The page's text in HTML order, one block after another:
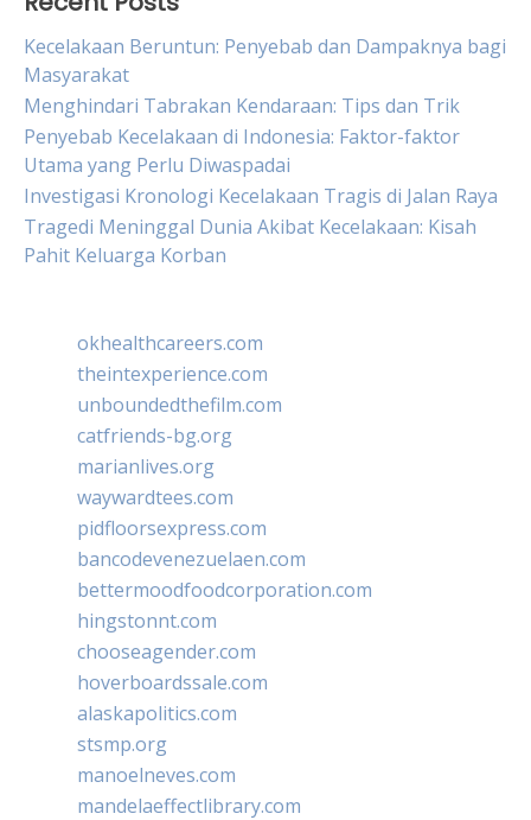
Kecelakaan Beruntun: Penyebab dan Dampaknya bagi
Masyarakat
Menghindari Tabrakan Kendaraan: Tips dan Trik
Penyebab Kecelakaan di Indonesia: Faktor-faktor
Utama yang Perlu Diwaspadai
Investigasi Kronologi Kecelakaan Tragis di Jalan Raya
Tragedi Meninggal Dunia Akibat Kecelakaan: Kisah
Pahit Keluarga Korban
okhealthcareers.com
theintexperience.com
unboundedthefilm.com
catfriends-bg.org
marianlives.org
waywardtees.com
pidfloorsexpress.com
bancodevenezuelaen.com
bettermoodfoodcorporation.com
hingstonnt.com
chooseagender.com
hoverboardssale.com
alaskapolitics.com
stsmp.org
manoelneves.com
mandelaeffectlibrary.com